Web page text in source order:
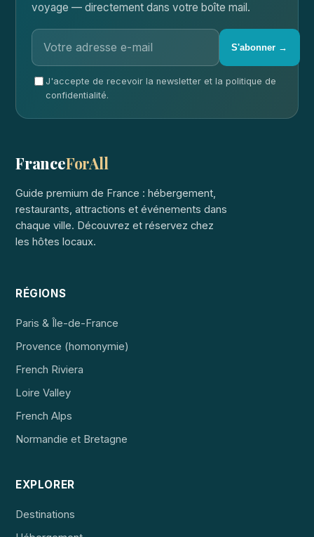
voyage — directement dans votre boîte mail.
S'abonner →
J'accepte de recevoir la newsletter et la politique de
confidentialité.
FranceForAll
Guide premium de France : hébergement,
restaurants, attractions et événements dans
chaque ville. Découvrez et réservez chez
les hôtes locaux.
RÉGIONS
Paris & Île-de-France
Provence (homonymie)
French Riviera
Loire Valley
French Alps
Normandie et Bretagne
EXPLORER
Destinations